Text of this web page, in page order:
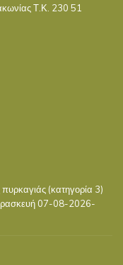
Τ.Κ. 230 51
(κατηγορία 3)
07-08-2026-